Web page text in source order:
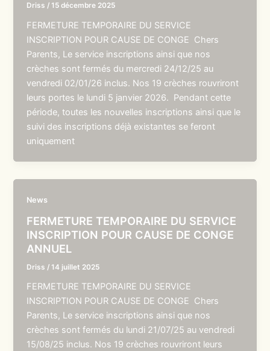
Driss /15 décembre 2025
FERMETURE TEMPORAIRE DU SERVICE
INSCRIPTION POUR CAUSE DE CONGE Chers
Parents, Le service inscriptions ainsi que nos
crèches sont fermés du mercredi 24/12/25 au
vendredi 02/01/26 inclus. Nos 19 crèches rouvriront
leurs portes le lundi 5 janvier 2026. Pendant cette
période, toutes les nouvelles inscriptions ainsi que le
suivi des inscriptions déjà existantes se feront
uniquement
News
FERMETURE TEMPORAIRE DU SERVICE
INSCRIPTION POUR CAUSE DE CONGE
ANNUEL
Driss /14 juillet 2025
FERMETURE TEMPORAIRE DU SERVICE
INSCRIPTION POUR CAUSE DE CONGE Chers
Parents, Le service inscriptions ainsi que nos
crèches sont fermés du lundi 21/07/25 au vendredi
15/08/25 inclus. Nos 19 crèches rouvriront leurs